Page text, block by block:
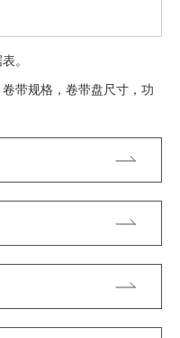
。
带规格，卷带盘尺寸，功